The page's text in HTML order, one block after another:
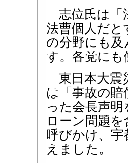
志位氏は「
法曹個人だと
の分野にも
す。各党に
東日本大震
は「事故の賠
った会長声
ローン問題
呼びかけ、
えました。